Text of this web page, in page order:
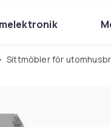
Sittmöbler för